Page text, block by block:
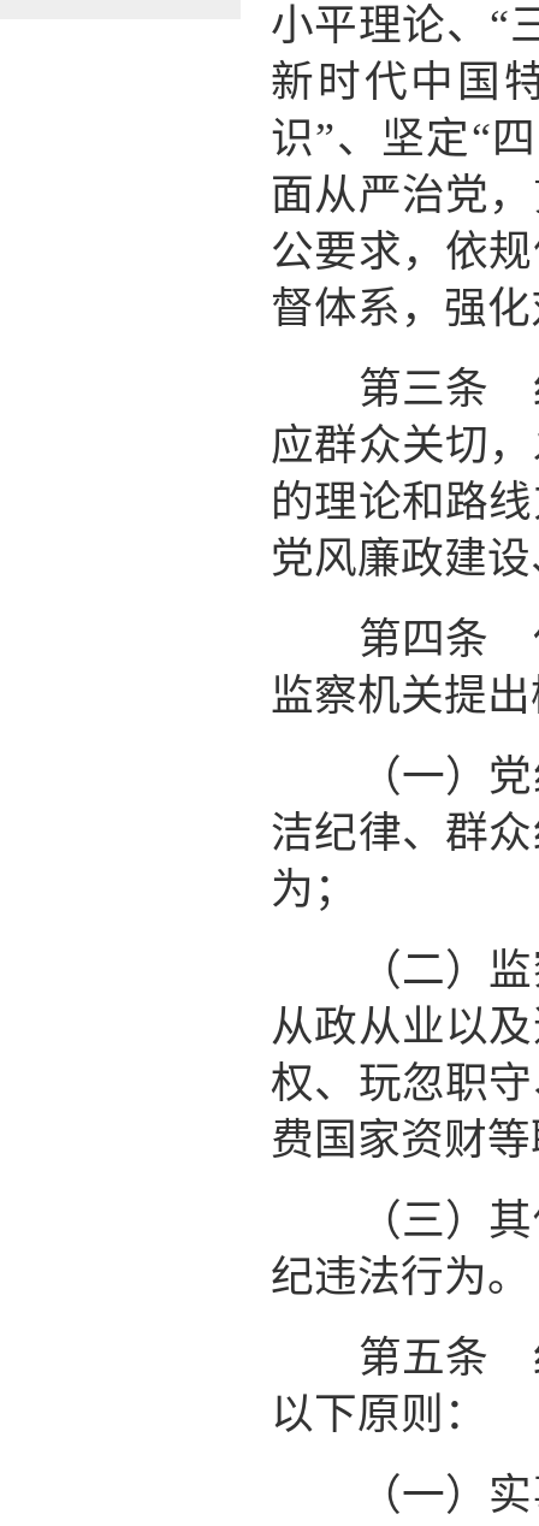
小平理论、“
新时代中国
识”、坚定“
面从严治党
公要求，依
督体系，强
第三条 纪
应群众关切
的理论和路
党风廉政建
第四条 任
监察机关提
（一）党
洁纪律、群
为；
（二）监
从政从业以
权、玩忽职
费国家资财
（三）其
纪违法行为。
第五条 纪
以下原则：
（一）实